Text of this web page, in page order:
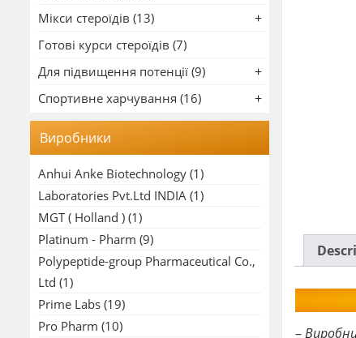
–
Мікси стероїдів (13)
Готові курси стероїдів (7)
Для підвищення потенції (9)
Спортивне харчування (16)
Виробники
Anhui Anke Biotechnology (1)
Laboratories Pvt.Ltd INDIA (1)
MGT ( Holland ) (1)
Platinum - Pharm (9)
Polypeptide-group Pharmaceutical Co.,
Ltd (1)
Prime Labs (19)
Pro Pharm (10)